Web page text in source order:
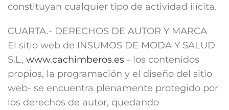
constituyan cualquier tipo de actividad ilícita.
CUARTA.- DERECHOS DE AUTOR Y MARCA
El sitio web de INSUMOS DE MODA Y SALUD
S.L, www.cachimberos.es - los contenidos
propios, la programación y el diseño del sitio
web- se encuentra plenamente protegido por
los derechos de autor, quedando